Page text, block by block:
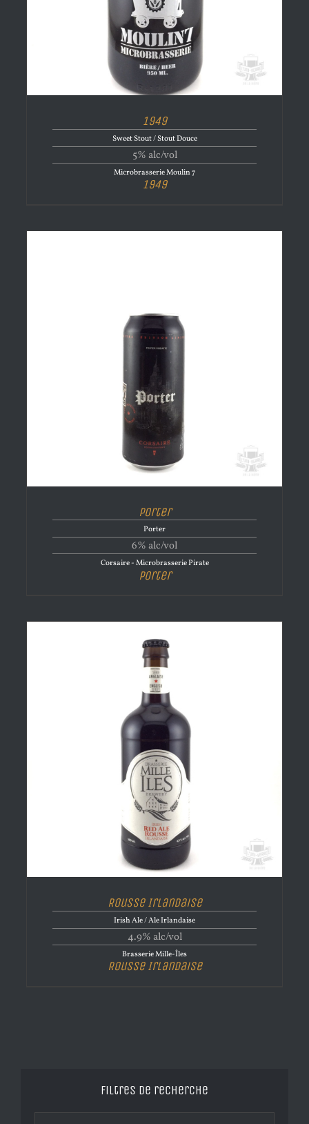
1949
Sweet Stout / Stout Douce
5% alc/vol
Microbrasserie Moulin 7
1949
Porter
Porter
6% alc/vol
Corsaire - Microbrasserie Pirate
Porter
Rousse Irlandaise
Irish Ale / Ale Irlandaise
4.9% alc/vol
Brasserie Mille-Îles
Rousse Irlandaise
Filtres de recherche